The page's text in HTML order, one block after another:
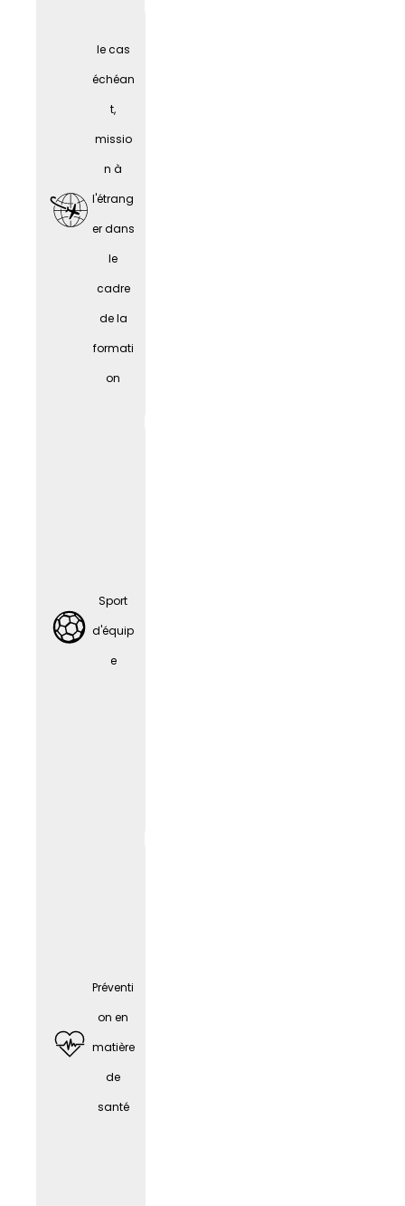
âgées
Fêtes
d'entre
prise
le cas
échéan
t,
missio
n à
l'étrang
er dans
le
cadre
de la
formati
on
Sport
d'équip
e
Préventi
on en
matière
de
santé